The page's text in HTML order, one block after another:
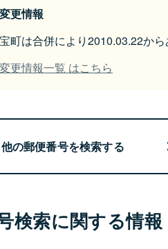
更情報
町は合併により2010.03.22か
更情報一覧 はこちら
他の郵便番号を検索する
検索に関する情報